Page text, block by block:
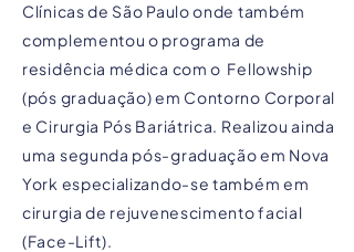
Clínicas de São Paulo onde também
complementou o programa de
residência médica com o Fellowship
(pós graduação) em Contorno Corporal
e Cirurgia Pós Bariátrica. Realizou ainda
uma segunda pós-graduação em Nova
York especializando-se também em
cirurgia de rejuvenescimento facial
(Face-Lift).